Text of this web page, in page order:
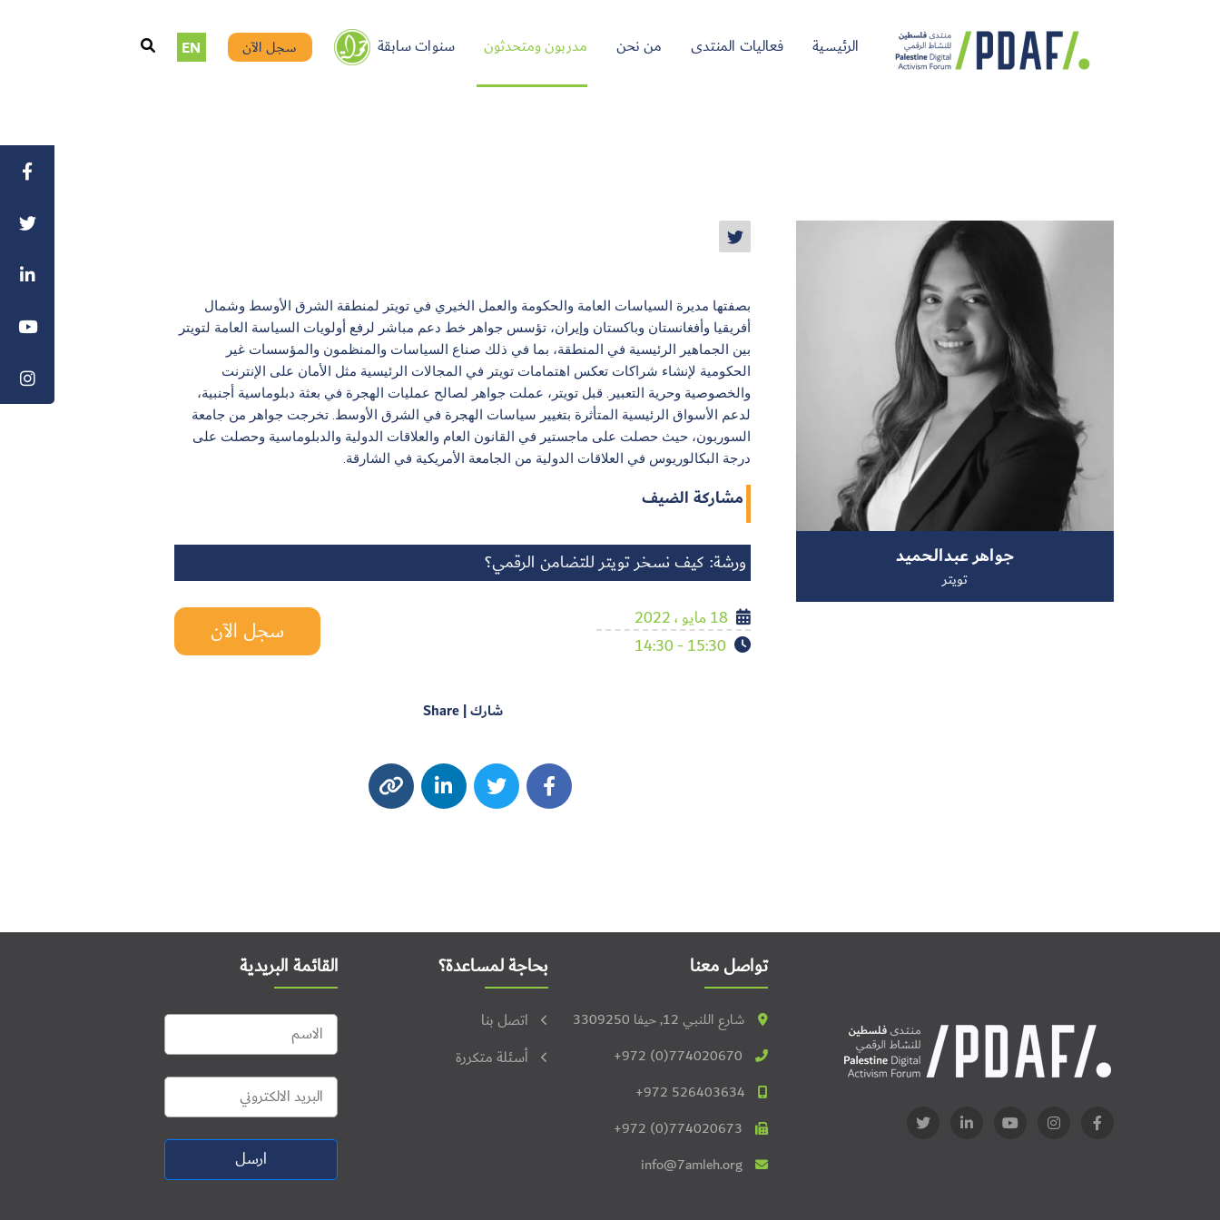
الرئيسية فعاليات المنتدى من نحن مدربون ومتحدثون سنوات سابقة سجل الآن EN
جواهر عبدالحميد
تويتر
بصفتها مديرة السياسات العامة والحكومة والعمل الخيري في تويتر لمنطقة الشرق الأوسط وشمال
أفريقيا وأفغانستان وباكستان وإيران، تؤسس جواهر خط دعم مباشر لرفع أولويات السياسة العامة لتويتر
بين الجماهير الرئيسية في المنطقة، بما في ذلك صناع السياسات والمنظمون والمؤسسات غير
الحكومية لإنشاء شراكات تعكس اهتمامات تويتر في المجالات الرئيسية مثل الأمان على الإنترنت
والخصوصية وحرية التعبير. قبل تويتر، عملت جواهر لصالح عمليات الهجرة في بعثة دبلوماسية أجنبية،
لدعم الأسواق الرئيسية المتأثرة بتغيير سياسات الهجرة في الشرق الأوسط. تخرجت جواهر من جامعة
السوربون، حيث حصلت على ماجستير في القانون العام والعلاقات الدولية والدبلوماسية وحصلت على
درجة البكالوريوس في العلاقات الدولية من الجامعة الأمريكية في الشارقة.
مشاركة الضيف
ورشة: كيف نسخر تويتر للتضامن الرقمي؟
18 مايو ، 2022
15:30 - 14:30
سجل الآن
شارك | Share
تواصل معنا
شارع اللنبي 12, حيفا 3309250
+972 (0)774020670
+972 526403634
+972 (0)774020673
info@7amleh.org
بحاجة لمساعدة؟
اتصل بنا
أسئلة متكررة
القائمة البريدية
ارسل